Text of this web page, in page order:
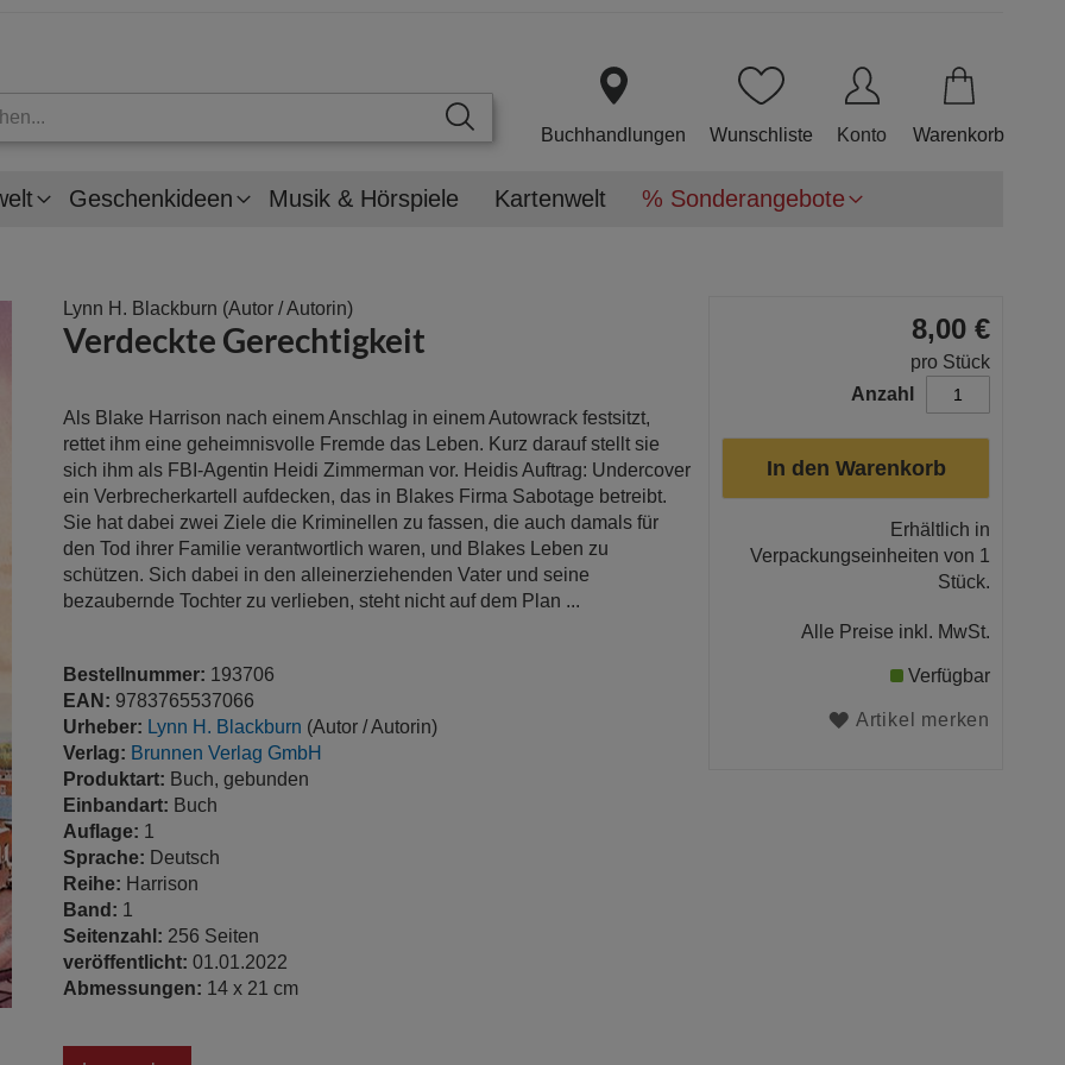
Buchhandlungen Wunschliste Konto Warenkorb
Geschenkideen Musik & Hörspiele Kartenwelt % Sonderangebote
Lynn H. Blackburn (Autor / Autorin)
Verdeckte Gerechtigkeit
Als Blake Harrison nach einem Anschlag in einem Autowrack festsitzt,
rettet ihm eine geheimnisvolle Fremde das Leben. Kurz darauf stellt sie
sich ihm als FBI-Agentin Heidi Zimmerman vor. Heidis Auftrag: Undercover
ein Verbrecherkartell aufdecken, das in Blakes Firma Sabotage betreibt.
Sie hat dabei zwei Ziele die Kriminellen zu fassen, die auch damals für
den Tod ihrer Familie verantwortlich waren, und Blakes Leben zu
schützen. Sich dabei in den alleinerziehenden Vater und seine
bezaubernde Tochter zu verlieben, steht nicht auf dem Plan ...
Bestellnummer: 193706
EAN: 9783765537066
Urheber: Lynn H. Blackburn (Autor / Autorin)
Verlag: Brunnen Verlag GmbH
Produktart: Buch, gebunden
Einbandart: Buch
Auflage: 1
Sprache: Deutsch
Reihe: Harrison
Band: 1
Seitenzahl: 256 Seiten
veröffentlicht: 01.01.2022
Abmessungen: 14 x 21 cm
8,00 €
pro Stück
Anzahl
In den Warenkorb
Erhältlich in
Verpackungseinheiten von 1
Stück.
Alle Preise inkl. MwSt.
Verfügbar
Artikel merken